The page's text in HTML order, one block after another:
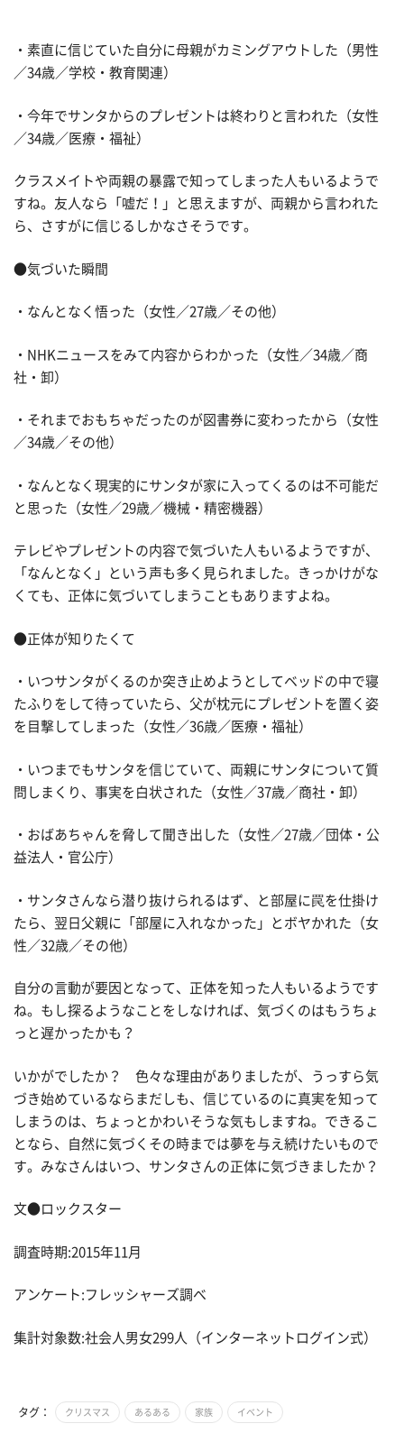
・素直に信じていた自分に母親がカミングアウトした（男性
／34歳／学校・教育関連）
・今年でサンタからのプレゼントは終わりと言われた（女性
／34歳／医療・福祉）
クラスメイトや両親の暴露で知ってしまった人もいるようで
すね。友人なら「嘘だ！」と思えますが、両親から言われた
ら、さすがに信じるしかなさそうです。
●気づいた瞬間
・なんとなく悟った（女性／27歳／その他）
・NHKニュースをみて内容からわかった（女性／34歳／商
社・卸）
・それまでおもちゃだったのが図書券に変わったから（女性
／34歳／その他）
・なんとなく現実的にサンタが家に入ってくるのは不可能だ
と思った（女性／29歳／機械・精密機器）
テレビやプレゼントの内容で気づいた人もいるようですが、
「なんとなく」という声も多く見られました。きっかけがな
くても、正体に気づいてしまうこともありますよね。
●正体が知りたくて
・いつサンタがくるのか突き止めようとしてベッドの中で寝
たふりをして待っていたら、父が枕元にプレゼントを置く姿
を目撃してしまった（女性／36歳／医療・福祉）
・いつまでもサンタを信じていて、両親にサンタについて質
問しまくり、事実を白状された（女性／37歳／商社・卸）
・おばあちゃんを脅して聞き出した（女性／27歳／団体・公
益法人・官公庁）
・サンタさんなら潜り抜けられるはず、と部屋に罠を仕掛け
たら、翌日父親に「部屋に入れなかった」とボヤかれた（女
性／32歳／その他）
自分の言動が要因となって、正体を知った人もいるようです
ね。もし探るようなことをしなければ、気づくのはもうちょ
っと遅かったかも？
いかがでしたか？ 色々な理由がありましたが、うっすら気
づき始めているならまだしも、信じているのに真実を知って
しまうのは、ちょっとかわいそうな気もしますね。できるこ
となら、自然に気づくその時までは夢を与え続けたいもので
す。みなさんはいつ、サンタさんの正体に気づきましたか？
文●ロックスター
調査時期:2015年11月
アンケート:フレッシャーズ調べ
集計対象数:社会人男女299人（インターネットログイン式）
タグ： クリスマス あるある 家族 イベント